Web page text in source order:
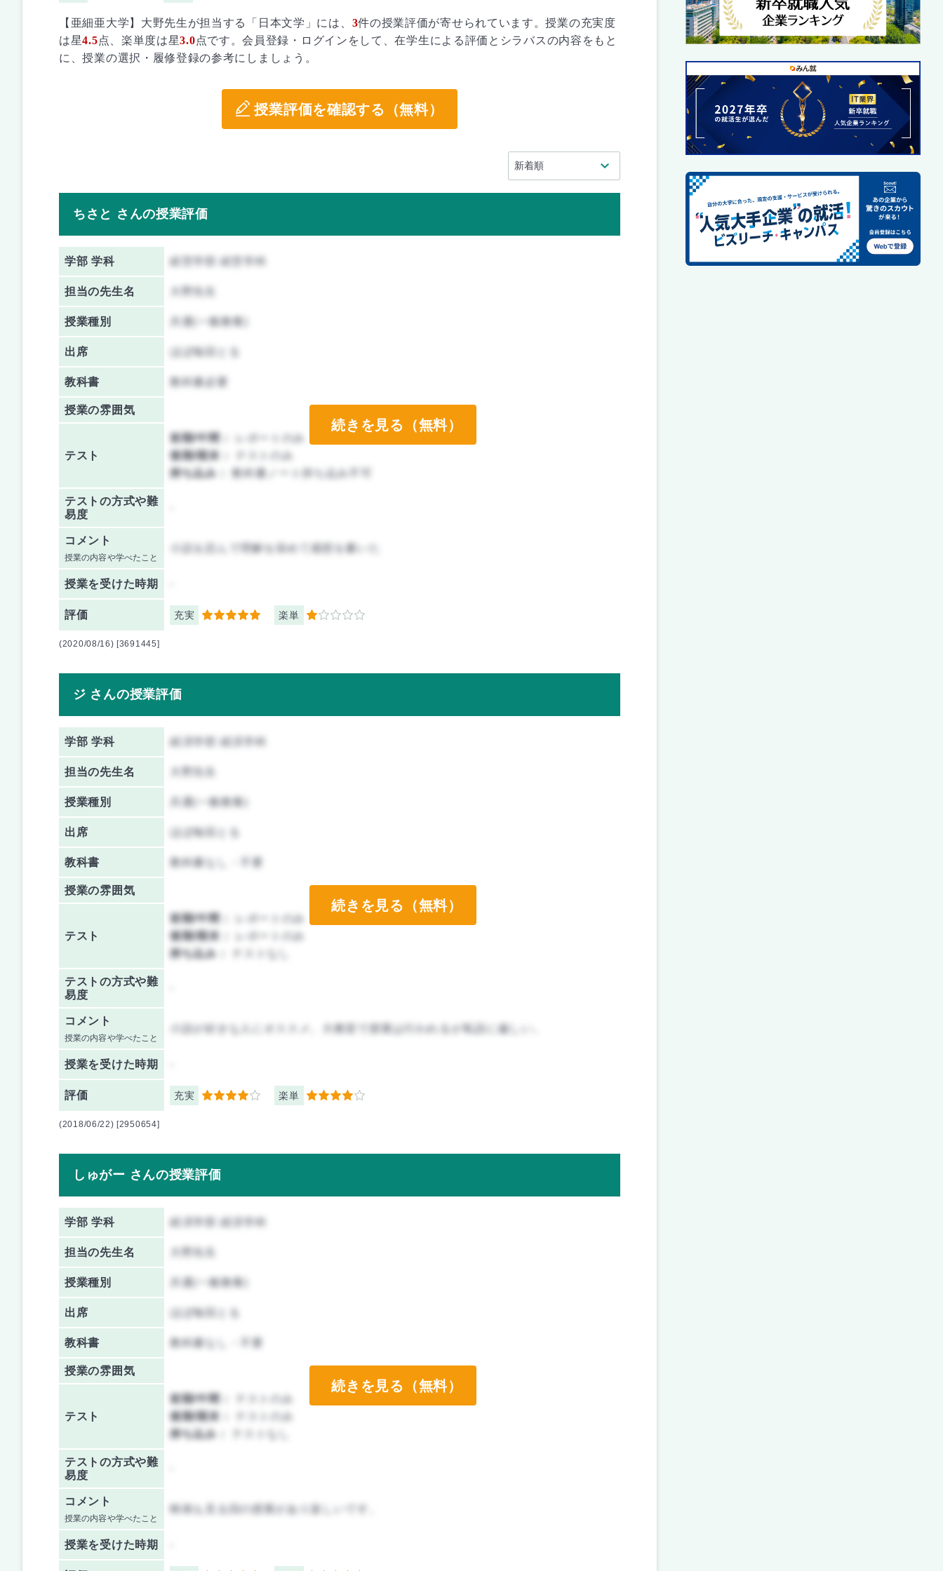
【亜細亜大学】大野先生が担当する「日本文学」には、 3件の授業評価が寄せられています。授業の充実度
は星4.5点、楽単度は星3.0点です。会員登録・ログインをして、在学生による評価とシラバスの内容をもと
に、授業の選択・履修登録の参考にしましょう。
授業評価を確認する（無料）
ちさと さんの授業評価
学部 学科 経営学部 経営学科
担当の先生名
授業種別 共通(一般教養)
出席 ほぼ毎回とる
教科書 教科書必要
授業の雰囲気
テスト
前期/中間：
レポートのみ
後期/期末：
テストのみ
持ち込み：
教科書ノート持ち込み不可
テストの方式や難
易度
コメント
授業の内容や学べたこと
小説を読んで理解を深めて感想を書いた
授業を受けた時期
評価 充実 5 楽単 1
続きを見る（無料）
(2020/08/16) [3691445]
ジ さんの授業評価
学部 学科 経済学部 経済学科
担当の先生名
授業種別 共通(一般教養)
出席 ほぼ毎回とる
教科書 教科書なし・不要
授業の雰囲気
テスト
前期/中間：
レポートのみ
後期/期末：
レポートのみ
持ち込み：
テストの方式や難
易度
コメント
授業の内容や学べたこと
小説が好きな人にオススメ。大教室で授業は行われるが私語に厳しい。
授業を受けた時期
評価 充実 4 楽単 4
続きを見る（無料）
(2018/06/22) [2950654]
しゅがー さんの授業評価
学部 学科 経済学部 経済学科
担当の先生名
授業種別 共通(一般教養)
出席 ほぼ毎回とる
教科書 教科書なし・不要
授業の雰囲気
テスト
前期/中間：
テストのみ
後期/期末：
テストのみ
持ち込み：
テストの方式や難
易度
コメント
授業の内容や学べたこと
映画も見る回の授業があり楽しいです。
授業を受けた時期
続きを見る（無料）